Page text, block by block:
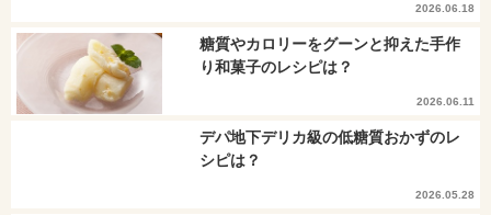
2026.06.18
糖質やカロリーをグーンと抑えた手作
り和菓子のレシピは？
2026.06.11
デパ地下デリカ級の低糖質おかずのレ
シピは？
2026.05.28